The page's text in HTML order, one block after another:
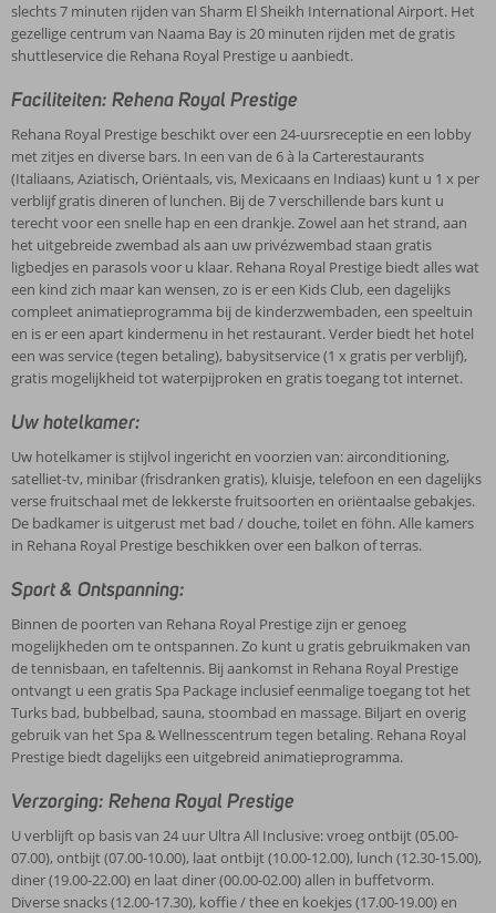
slechts 7 minuten rijden van Sharm El Sheikh International Airport. Het
gezellige centrum van Naama Bay is 20 minuten rijden met de gratis
shuttleservice die Rehana Royal Prestige u aanbiedt.
Faciliteiten: Rehena Royal Prestige
Rehana Royal Prestige beschikt over een 24-uursreceptie en een lobby
met zitjes en diverse bars. In een van de 6 à la Carterestaurants
(Italiaans, Aziatisch, Oriëntaals, vis, Mexicaans en Indiaas) kunt u 1 x per
verblijf gratis dineren of lunchen. Bij de 7 verschillende bars kunt u
terecht voor een snelle hap en een drankje. Zowel aan het strand, aan
het uitgebreide zwembad als aan uw privézwembad staan gratis
ligbedjes en parasols voor u klaar. Rehana Royal Prestige biedt alles wat
een kind zich maar kan wensen, zo is er een Kids Club, een dagelijks
compleet animatieprogramma bij de kinderzwembaden, een speeltuin
en is er een apart kindermenu in het restaurant. Verder biedt het hotel
een was service (tegen betaling), babysitservice (1 x gratis per verblijf),
gratis mogelijkheid tot waterpijproken en gratis toegang tot internet.
Uw hotelkamer:
Uw hotelkamer is stijlvol ingericht en voorzien van: airconditioning,
satelliet-tv, minibar (frisdranken gratis), kluisje, telefoon en een dagelijks
verse fruitschaal met de lekkerste fruitsoorten en oriëntaalse gebakjes.
De badkamer is uitgerust met bad / douche, toilet en föhn. Alle kamers
in Rehana Royal Prestige beschikken over een balkon of terras.
Sport & Ontspanning:
Binnen de poorten van Rehana Royal Prestige zijn er genoeg
mogelijkheden om te ontspannen. Zo kunt u gratis gebruikmaken van
de tennisbaan, en tafeltennis. Bij aankomst in Rehana Royal Prestige
ontvangt u een gratis Spa Package inclusief eenmalige toegang tot het
Turks bad, bubbelbad, sauna, stoombad en massage. Biljart en overig
gebruik van het Spa & Wellnesscentrum tegen betaling. Rehana Royal
Prestige biedt dagelijks een uitgebreid animatieprogramma.
Verzorging: Rehena Royal Prestige
U verblijft op basis van 24 uur Ultra All Inclusive: vroeg ontbijt (05.00-
07.00), ontbijt (07.00-10.00), laat ontbijt (10.00-12.00), lunch (12.30-15.00),
diner (19.00-22.00) en laat diner (00.00-02.00) allen in buffetvorm.
Diverse snacks (12.00-17.30), koffie / thee en koekjes (17.00-19.00) en